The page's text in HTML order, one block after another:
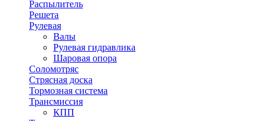
Распылитель
Решета
Рулевая
Валы
Рулевая гидравлика
Шаровая опора
Соломотряс
Стрясная доска
Тормозная система
Трансмиссия
КПП